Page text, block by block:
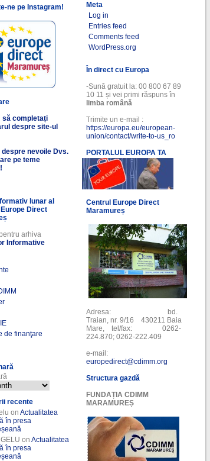
ne pe Instagram!
să completați
despre site-ul
despre nevoile Dvs.
pe teme
lunar al
Direct
arhiva
Informative
de finanţare
recente
onActualitatea
în presa
onActualitatea
în presa
Meta
Log in
Entries feed
Comments feed
WordPress.org
În direct cu Europa
-Sună gratuit la: 00 800 67 89
10 11 și vei primi răspuns în
limba română
Trimite un e-mail :
https://europa.eu/european-
union/contact/write-to-us_ro
PORTALUL EUROPA TA
Centrul Europe Direct
Maramureș
Adresa: bd.
Traian, nr. 9/16 430211 Baia
Mare, tel/fax: 0262-
224.870; 0262-222.409
e-mail:
europedirect@cdimm.org
Structura gazdă
FUNDAȚIA CDIMM
MARAMUREȘ